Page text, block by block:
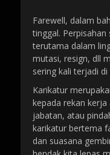
Farewell, dalam
tinggal. Perpisahan
terutama dalam
mutasi, resign, dll
sering kali terjadi
Karikatur
kepada rekan
jabatan, atau
karikatur bertema
dan suasana